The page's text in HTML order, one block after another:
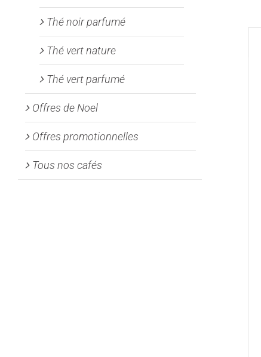
Thé noir parfumé
Thé vert nature
Thé vert parfumé
Offres de Noel
Offres promotionnelles
Tous nos cafés